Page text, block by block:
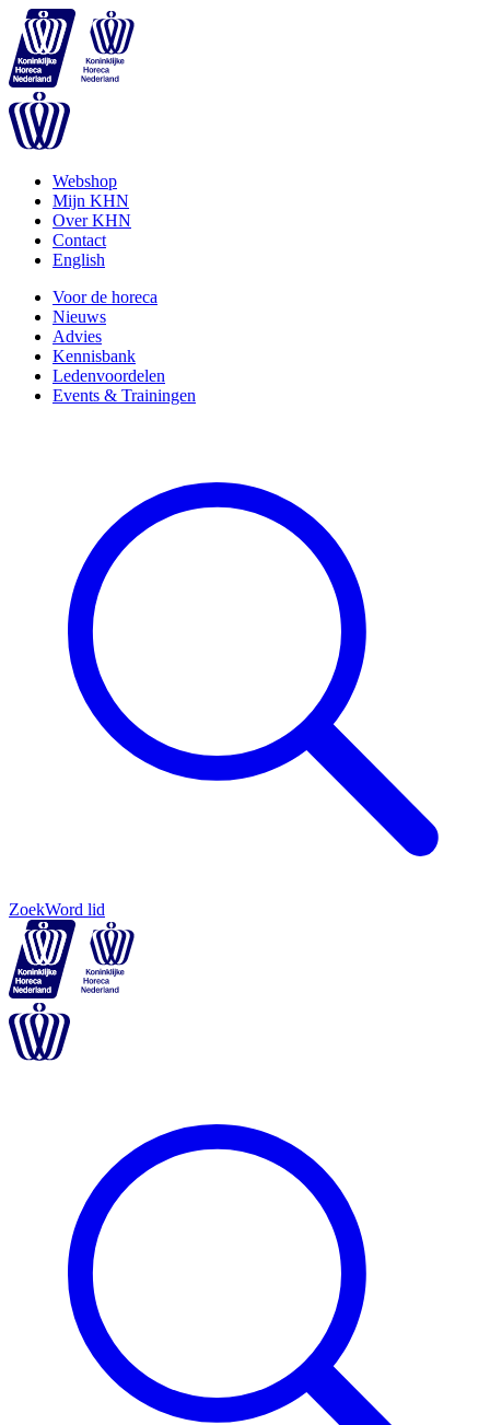
Webshop
Mijn KHN
Over KHN
Contact
English
Voor de horeca
Nieuws
Advies
Kennisbank
Ledenvoordelen
Events & Trainingen
ZoekWord lid